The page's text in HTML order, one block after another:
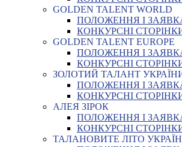
GOLDEN TALENT WORLD
ПОЛОЖЕННЯ І
КОНКУРСНІ
GOLDEN TALENT EUROPE
ПОЛОЖЕННЯ І
КОНКУРСНІ
ЗОЛОТИЙ ТАЛАНТ
ПОЛОЖЕННЯ І
КОНКУРСНІ
АЛЕЯ ЗІРОК
ПОЛОЖЕННЯ І
КОНКУРСНІ
ТАЛАНОВИТЕ ЛІТО